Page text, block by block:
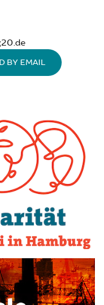
BY EMAIL